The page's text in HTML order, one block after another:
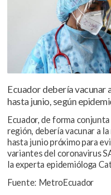
Ecuador debería vacunar
hasta junio, según
Ecuador, de forma
región, debería vacunar a
hasta junio próximo para
variantes del coronavirus
la experta epidemióloga
Fuente: MetroEcuador